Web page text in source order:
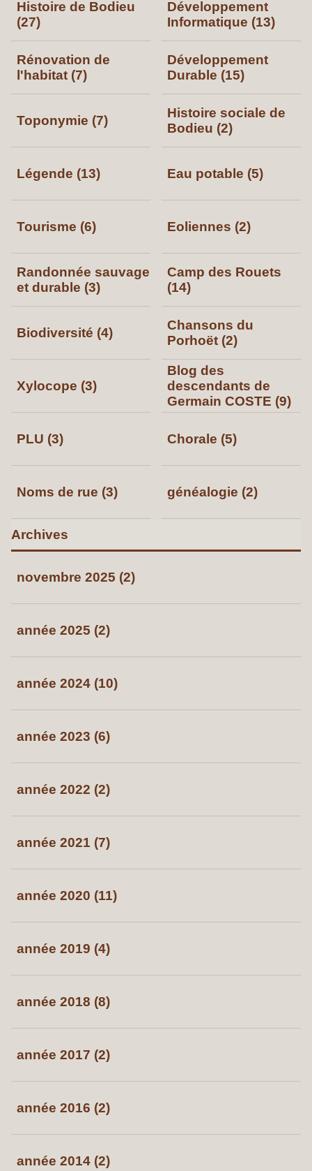
Histoire de Bodieu
(27)
Développement
Informatique (13)
Rénovation de
l'habitat (7)
Développement
Durable (15)
Toponymie (7)
Histoire sociale de
Bodieu (2)
Légende (13) Eau potable (5)
Tourisme (6) Eoliennes (2)
Randonnée sauvage
et durable (3)
Camp des Rouets
(14)
Biodiversité (4)
Chansons du
Porhoët (2)
Xylocope (3)
Blog des
descendants de
Germain COSTE (9)
PLU (3) Chorale (5)
Noms de rue (3) généalogie (2)
Archives
novembre 2025 (2)
année 2025 (2)
année 2024 (10)
année 2023 (6)
année 2022 (2)
année 2021 (7)
année 2020 (11)
année 2019 (4)
année 2018 (8)
année 2017 (2)
année 2016 (2)
année 2014 (2)